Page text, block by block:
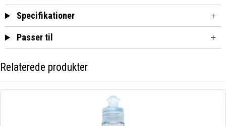
Specifikationer
Passer til
Relaterede produkter